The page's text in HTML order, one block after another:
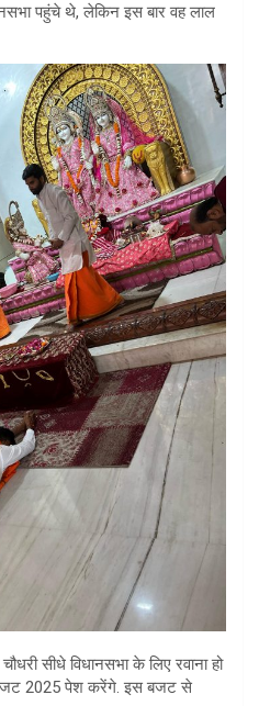
पहुंचे थे, लेकिन इस बार वह लाल
सीधे विधानसभा के लिए रवाना हो
2025 पेश करेंगे. इस बजट से